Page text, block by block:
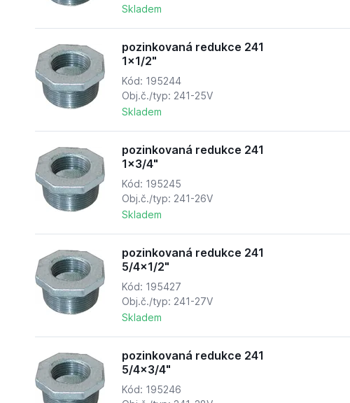
Skladem
pozinkovaná redukce 241
1x1/2"
Kód: 195244
Obj.č./typ: 241-25V
Skladem
pozinkovaná redukce 241
1x3/4"
Kód: 195245
Obj.č./typ: 241-26V
Skladem
pozinkovaná redukce 241
5/4x1/2"
Kód: 195427
Obj.č./typ: 241-27V
Skladem
pozinkovaná redukce 241
5/4x3/4"
Kód: 195246